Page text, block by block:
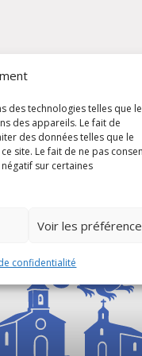
des technologies telles que
des appareils. Le fait de
des données telles que le
site. Le fait de ne pas
sur certaines
Voir les
confidentialité